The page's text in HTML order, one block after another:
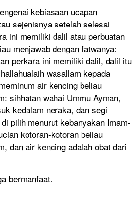
kebiasaan ucapan
sejenisnya setelah selesai
ini memiliki dalil atau perbuatan
menjawab dengan fatwanya:
perkara ini memiliki dalil, dalil itu
wasallam kepada
air kencing beliau
sihhatan wahai Ummu Ayman,
kedalam neraka, dan segi
pilih menurut kebanyakan Imam-
kotoran-kotoran beliau
dan air kencing adalah obat dari
bermanfaat.